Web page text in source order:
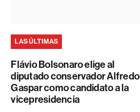
LAS ÚLTIMAS
Flávio Bolsonaro elige al
diputado conservador Alfredo
Gaspar como candidato a la
vicepresidencia